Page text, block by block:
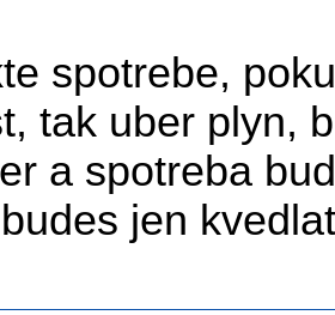
spotrebe,
tak uber plyn,
a spotreba
jen